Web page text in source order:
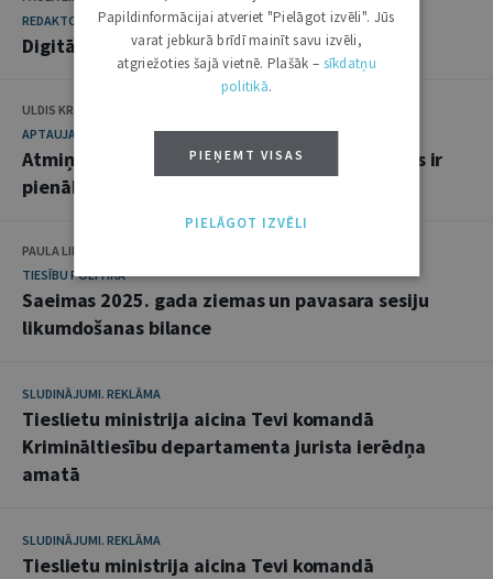
REDAKTORA SLEJA
Digitālās desmitgades pusceļā
ULDIS KRASTIŅŠ
APTAUJA
Atmiņa ir trausla un neuzticama, tomēr mums ir
pienākums atcerēties
PAULA LIPE
TIESĪBU POLITIKA
Saeimas 2025. gada ziemas un pavasara sesiju
likumdošanas bilance
SLUDINĀJUMI. REKLĀMA
Tieslietu ministrija aicina Tevi komandā
Krimināltiesību departamenta jurista ierēdņa
amatā
SLUDINĀJUMI. REKLĀMA
Tieslietu ministrija aicina Tevi komandā
Papildinformācijai atveriet "Pielāgot izvēli". Jūs
varat jebkurā brīdī mainīt savu izvēli,
atgriežoties šajā vietnē. Plašāk – sīkdatņu
politikā.
PIEŅEMT VISAS
PIELĀGOT IZVĒLI